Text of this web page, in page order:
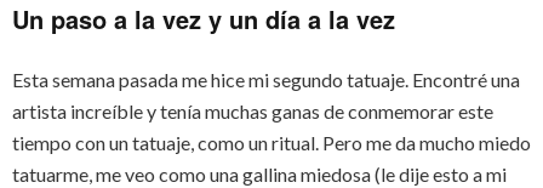
Un paso a la vez y un día a la vez
Esta semana pasada me hice mi segundo tatuaje. Encontré una
artista increíble y tenía muchas ganas de conmemorar este
tiempo con un tatuaje, como un ritual. Pero me da mucho miedo
tatuarme, me veo como una gallina miedosa (le dije esto a mi